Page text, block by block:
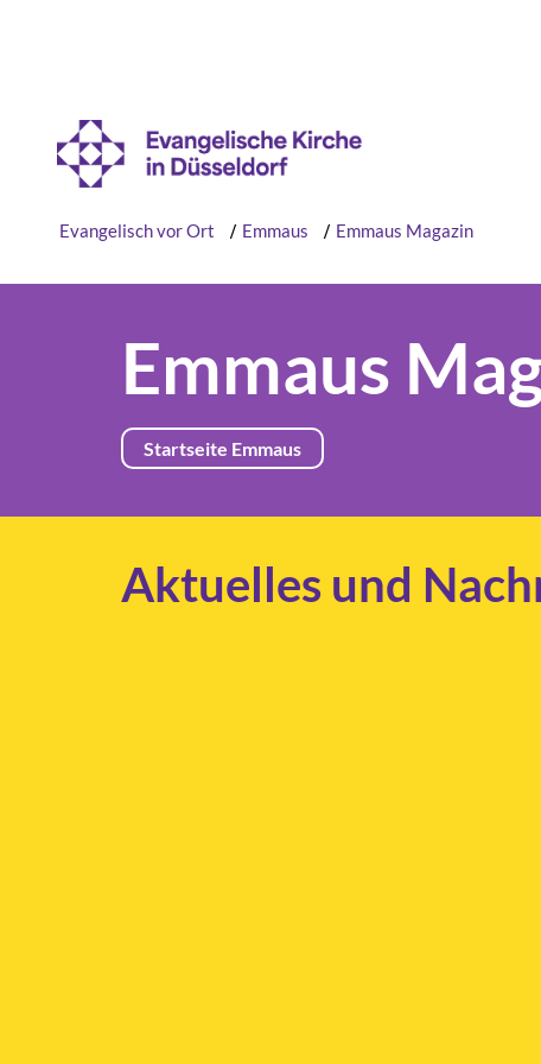
Evangelisch vor Ort / Emmaus / Emmaus Magazin
Emmaus
Startseite Emmaus
Aktuelles und